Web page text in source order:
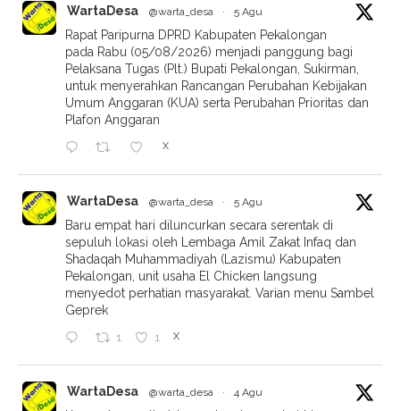
WartaDesa @warta_desa · 5 Agu
Rapat Paripurna DPRD Kabupaten Pekalongan
pada Rabu (05/08/2026) menjadi panggung bagi
Pelaksana Tugas (Plt.) Bupati Pekalongan, Sukirman,
untuk menyerahkan Rancangan Perubahan Kebijakan
Umum Anggaran (KUA) serta Perubahan Prioritas dan
Plafon Anggaran
X
WartaDesa @warta_desa · 5 Agu
Baru empat hari diluncurkan secara serentak di
sepuluh lokasi oleh Lembaga Amil Zakat Infaq dan
Shadaqah Muhammadiyah (Lazismu) Kabupaten
Pekalongan, unit usaha El Chicken langsung
menyedot perhatian masyarakat. Varian menu Sambel
Geprek
1 1 X
WartaDesa @warta_desa · 4 Agu